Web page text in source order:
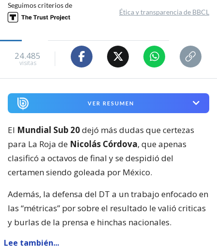
Seguimos criterios de
Ética y transparencia de BBCL
24.485
visitas
VER RESUMEN
El Mundial Sub 20dejó más dudas que certezas
para La Roja de Nicolás Córdova, que apenas
clasificó a octavos de final y se despidió del
certamen siendo goleada por México.
Además, la defensa del DT a un trabajo enfocado en
las “métricas” por sobre el resultado le valió criticas
y burlas de la prensa e hinchas nacionales.
Lee también...